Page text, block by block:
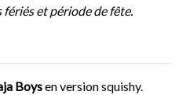
et période de fête.
Boysen version squishy.